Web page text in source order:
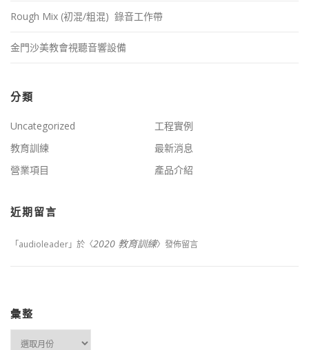
Rough Mix (初混/粗混) 錄音工作帶
金門沙美教會視聽音響設備
分類
Uncategorized
工程實例
教育訓練
最新消息
營業項目
產品介紹
近期留言
「audioleader」於〈2020 教育訓練〉發佈留言
彙整